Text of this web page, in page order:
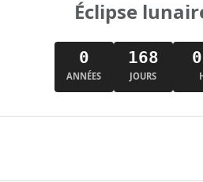
Éclipse
0
ANNÉES
168
JOURS